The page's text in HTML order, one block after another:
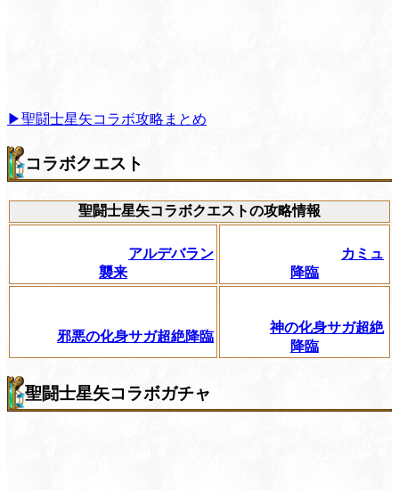
▶聖闘士星矢コラボ攻略まとめ
コラボクエスト
聖闘士星矢コラボクエストの攻略情報
アルデバラン
襲来
カミュ
降臨
邪悪の化身サガ超絶降臨
神の化身サガ超絶
降臨
聖闘士星矢コラボガチャ